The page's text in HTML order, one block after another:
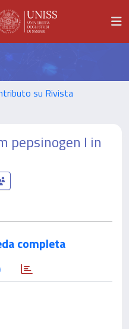
su Rivista
pepsinogen I in
completa